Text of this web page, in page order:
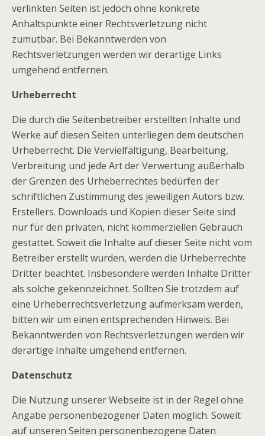
verlinkten Seiten ist jedoch ohne konkrete
Anhaltspunkte einer Rechtsverletzung nicht
zumutbar. Bei Bekanntwerden von
Rechtsverletzungen werden wir derartige Links
umgehend entfernen.
Urheberrecht
Die durch die Seitenbetreiber erstellten Inhalte und
Werke auf diesen Seiten unterliegen dem deutschen
Urheberrecht. Die Vervielfältigung, Bearbeitung,
Verbreitung und jede Art der Verwertung außerhalb
der Grenzen des Urheberrechtes bedürfen der
schriftlichen Zustimmung des jeweiligen Autors bzw.
Erstellers. Downloads und Kopien dieser Seite sind
nur für den privaten, nicht kommerziellen Gebrauch
gestattet. Soweit die Inhalte auf dieser Seite nicht vom
Betreiber erstellt wurden, werden die Urheberrechte
Dritter beachtet. Insbesondere werden Inhalte Dritter
als solche gekennzeichnet. Sollten Sie trotzdem auf
eine Urheberrechtsverletzung aufmerksam werden,
bitten wir um einen entsprechenden Hinweis. Bei
Bekanntwerden von Rechtsverletzungen werden wir
derartige Inhalte umgehend entfernen.
Datenschutz
Die Nutzung unserer Webseite ist in der Regel ohne
Angabe personenbezogener Daten möglich. Soweit
auf unseren Seiten personenbezogene Daten